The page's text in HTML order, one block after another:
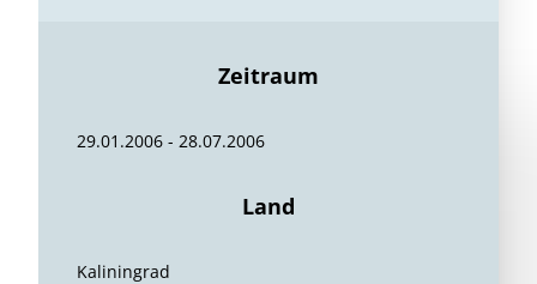
Zeitraum
29.01.2006 - 28.07.2006
Land
Kaliningrad